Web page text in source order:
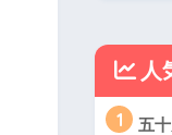
人
1
五